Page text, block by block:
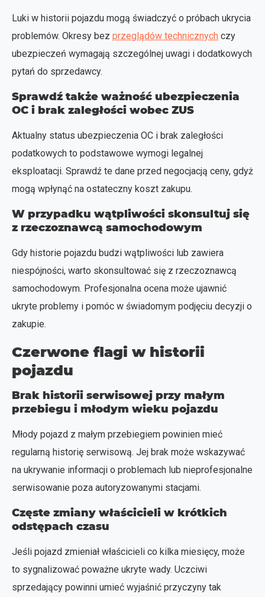
Luki w historii pojazdu mogą świadczyć o próbach ukrycia
problemów. Okresy bez przeglądów technicznych czy
ubezpieczeń wymagają szczególnej uwagi i dodatkowych
pytań do sprzedawcy.
Sprawdź także ważność ubezpieczenia
OC i brak zaległości wobec ZUS
Aktualny status ubezpieczenia OC i brak zaległości
podatkowych to podstawowe wymogi legalnej
eksploatacji. Sprawdź te dane przed negocjacją ceny, gdyż
mogą wpłynąć na ostateczny koszt zakupu.
W przypadku wątpliwości skonsultuj się
z rzeczoznawcą samochodowym
Gdy historie pojazdu budzi wątpliwości lub zawiera
niespójności, warto skonsultować się z rzeczoznawcą
samochodowym. Profesjonalna ocena może ujawnić
ukryte problemy i pomóc w świadomym podjęciu decyzji o
zakupie.
Czerwone flagi w historii
pojazdu
Brak historii serwisowej przy małym
przebiegu i młodym wieku pojazdu
Młody pojazd z małym przebiegiem powinien mieć
regularną historię serwisową. Jej brak może wskazywać
na ukrywanie informacji o problemach lub nieprofesjonalne
serwisowanie poza autoryzowanymi stacjami.
Częste zmiany właścicieli w krótkich
odstępach czasu
Jeśli pojazd zmieniał właścicieli co kilka miesięcy, może
to sygnalizować poważne ukryte wady. Uczciwi
sprzedający powinni umieć wyjaśnić przyczyny tak